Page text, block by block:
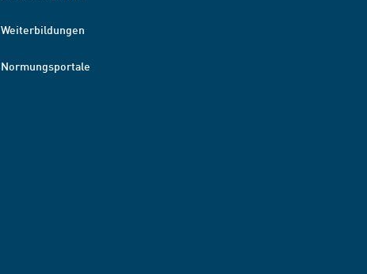
Weiterbildungen
Normungsportale